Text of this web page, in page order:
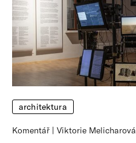
architektura
Komentář Viktorie Melicharová